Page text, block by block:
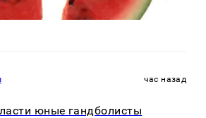
час назад
юные гандболисты